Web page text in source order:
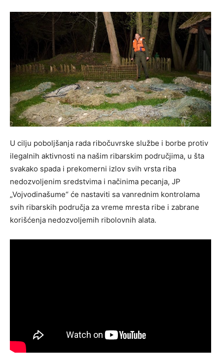
U cilju poboljšanja rada ribočuvrske službe i borbe protiv
ilegalnih aktivnosti na našim ribarskim područjima, u šta
svakako spada i prekomerni izlov svih vrsta riba
nedozvoljenim sredstvima i načinima pecanja, JP
„Vojvodinašume“ će nastaviti sa vanrednim kontrolama
svih ribarskih područja za vreme mresta ribe i zabrane
korišćenja nedozvoljemih ribolovnih alata.